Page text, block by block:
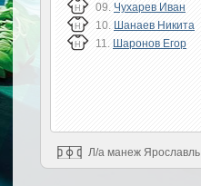
Н 09. Чухарев Иван
Н 10. Шанаев Никита
Н 11. Шаронов Егор
Л/а манеж Ярославль